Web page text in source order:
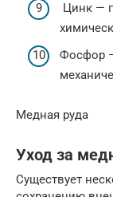
Цинк —
Фосфор
Медная руда
Уход за
Существует